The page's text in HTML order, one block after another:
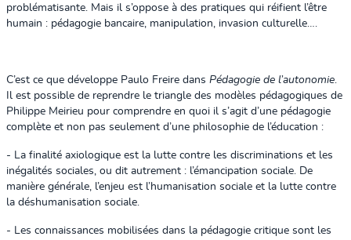
problématisante. Mais il s’oppose à des pratiques qui réifient l’être
humain : pédagogie bancaire, manipulation, invasion culturelle….
C’est ce que développe Paulo Freire dans Pédagogie de l’autonomie.
Il est possible de reprendre le triangle des modèles pédagogiques de
Philippe Meirieu pour comprendre en quoi il s’agit d’une pédagogie
complète et non pas seulement d’une philosophie de l’éducation :
- La finalité axiologique est la lutte contre les discriminations et les
inégalités sociales, ou dit autrement : l’émancipation sociale. De
manière générale, l’enjeu est l’humanisation sociale et la lutte contre
la déshumanisation sociale.
- Les connaissances mobilisées dans la pédagogie critique sont les